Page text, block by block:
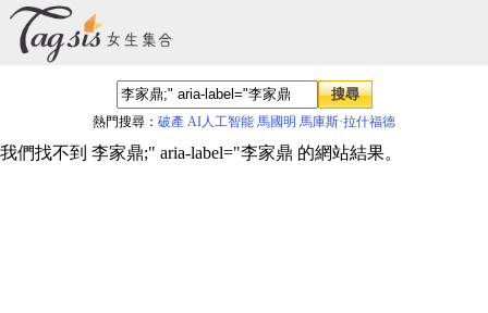
熱門搜尋： 破產 AI人工智能 馬國明 馬庫斯·拉什福德
我們找不到 李家鼎;" aria-label="李家鼎 的網站結果。